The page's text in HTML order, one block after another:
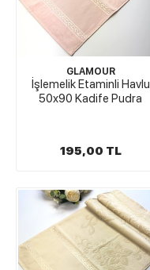
GLAMOUR
İşlemelik Etaminli Havlu
50x90 Kadife Pudra
195,00 TL